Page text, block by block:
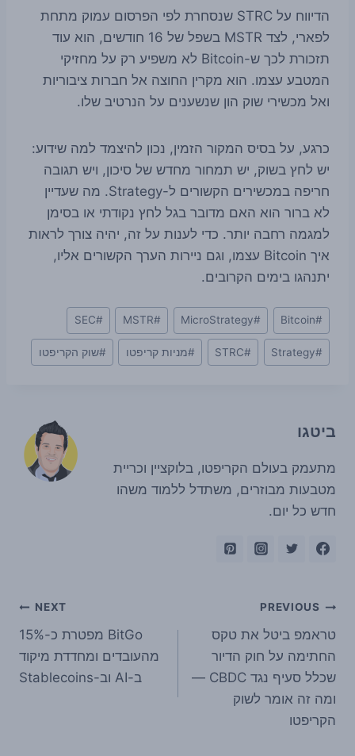
הדיווח על STRC שנסחרת לפי הפרסום עמוק מתחת
לפארי, לצד MSTR בשפל של 16 חודשים, הוא עוד
תזכורת לכך ש-Bitcoin לא משפיע רק על מחזיקי
המטבע עצמו. הוא מקרין החוצה אל חברות ציבוריות
ואל מכשירי שוק הון שנשענים על הנרטיב שלו.
כרגע, על בסיס המקור הזמין, נכון להיצמד למה שידוע:
יש לחץ בשוק, יש תמחור מחדש של סיכון, ויש תגובה
חריפה במכשירים הקשורים ל-Strategy. מה שעדיין
לא ברור הוא האם מדובר בגל לחץ נקודתי או בסימן
למגמה רחבה יותר. כדי לענות על זה, יהיה צורך לראות
איך Bitcoin עצמו, וגם ניירות הערך הקשורים אליו,
יתנהגו בימים הקרובים.
Post
Tags:
#
Bitcoin
#
MicroStrategy
#
MSTR
#
SEC
#
Strategy
#
STRC
#מניות קריפטו #שוק הקריפטו
ביטגו
מתעמק בעולם הקריפטו, בלוקציין וכריית
מטבעות מבוזרים, משתדל ללמוד משהו
חדש כל יום.
ניווט
PREVIOUS
טראמפ ביטל את טקס
החתימה על חוק הדיור
שכלל סעיף נגד CBDC —
ומה זה אומר לשוק
הקריפטו
NEXT
BitGo מפטרת כ-15%
מהעובדים ומחדדת מיקוד
ב-AI וב-Stablecoins